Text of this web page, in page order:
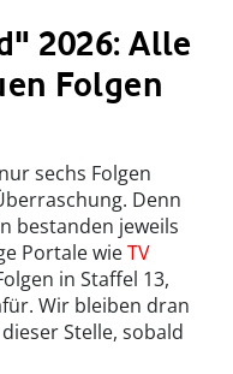
2026: Alle
Folgen
sechs Folgen
Denn
bestanden jeweils
Portale wieTV
in Staffel 13,
Wir bleiben dran
Stelle, sobald